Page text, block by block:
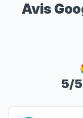
Avis
5/5